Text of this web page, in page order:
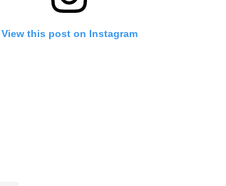
View this post on Instagram